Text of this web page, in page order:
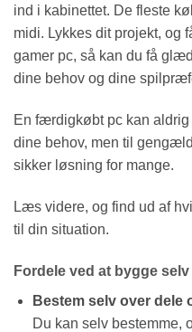
ind i kabinettet. De fleste
midi. Lykkes dit projekt, og
gamer pc, så kan du få
dine behov og dine
En færdigkøbt pc kan
dine behov, men til
sikker løsning for mange.
Læs videre, og find ud af
til din situation.
Fordele ved at bygge selv
Bestem selv over dele
Du kan selv bestemme,